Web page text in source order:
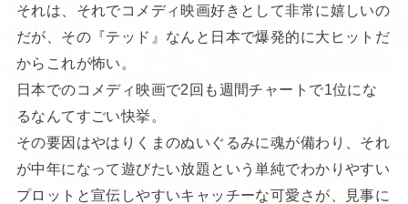
それは、それでコメディ映画好きとして非常に嬉しいの
だが、その『テッド』なんと日本で爆発的に大ヒットだ
からこれが怖い。
日本でのコメディ映画で2回も週間チャートで1位にな
るなんてすごい快挙。
その要因はやはりくまのぬいぐるみに魂が備わり、それ
が中年になって遊びたい放題という単純でわかりやすい
プロットと宣伝しやすいキャッチーな可愛さが、見事に